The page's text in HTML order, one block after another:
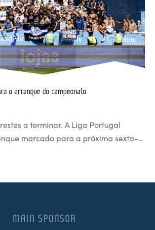
o arranque do campeonato
a terminar. A Liga Portugal
marcado para a próxima sexta-…
MAIN SPONSOR